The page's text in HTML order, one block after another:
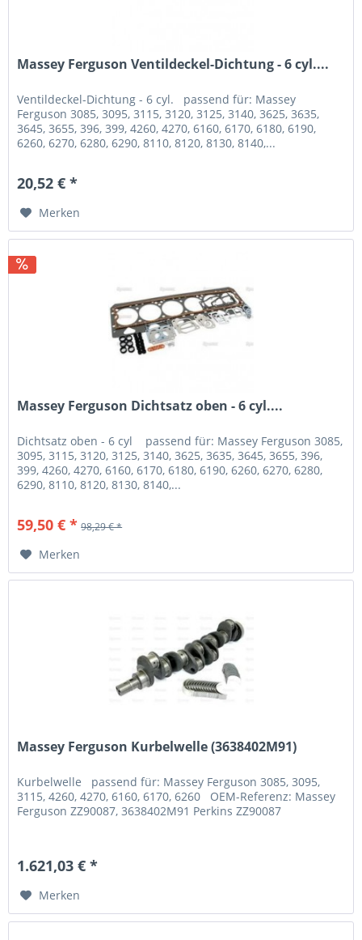
Massey Ferguson Ventildeckel-Dichtung - 6 cyl....
Ventildeckel-Dichtung - 6 cyl. passend für: Massey
Ferguson 3085, 3095, 3115, 3120, 3125, 3140, 3625, 3635,
3645, 3655, 396, 399, 4260, 4270, 6160, 6170, 6180, 6190,
6260, 6270, 6280, 6290, 8110, 8120, 8130, 8140,...
20,52 € *
Merken
Massey Ferguson Dichtsatz oben - 6 cyl....
Dichtsatz oben - 6 cyl passend für: Massey Ferguson 3085,
3095, 3115, 3120, 3125, 3140, 3625, 3635, 3645, 3655, 396,
399, 4260, 4270, 6160, 6170, 6180, 6190, 6260, 6270, 6280,
6290, 8110, 8120, 8130, 8140,...
59,50 € * 98,29 € *
Merken
Massey Ferguson Kurbelwelle (3638402M91)
Kurbelwelle passend für: Massey Ferguson 3085, 3095,
3115, 4260, 4270, 6160, 6170, 6260 OEM-Referenz: Massey
Ferguson ZZ90087, 3638402M91 Perkins ZZ90087
1.621,03 € *
Merken